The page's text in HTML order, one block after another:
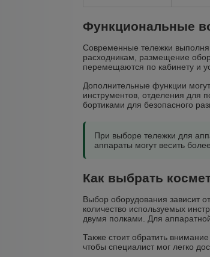
Функциональные
Современные тележки
расходникам, размещение
перемещаются по кабинету и
Дополнительные функции
инструментов, отделения для
бортиками для безопасного
При выборе тележки для
аппараты могут весить
Как выбрать
Выбор оборудования зависит
количество используемых
двумя полками. Для
Также стоит обратить
чтобы специалист мог легко